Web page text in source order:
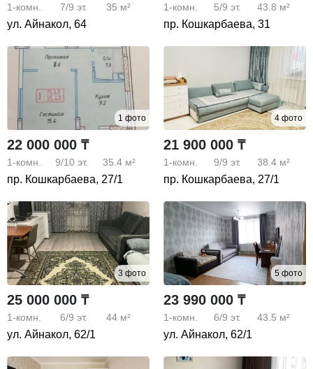
1-комн. 7/9 эт. 35 м²
ул. Айнакол, 64
1-комн. 5/9 эт. 43.8 м²
пр. Кошкарбаева, 31
1 фото
22 000 000 ₸
1-комн. 9/10 эт. 35.4 м²
пр. Кошкарбаева, 27/1
4 фото
21 900 000 ₸
1-комн. 9/9 эт. 38.4 м²
пр. Кошкарбаева, 27/1
3 фото
25 000 000 ₸
1-комн. 6/9 эт. 44 м²
ул. Айнакол, 62/1
5 фото
23 990 000 ₸
1-комн. 6/9 эт. 43.5 м²
ул. Айнакол, 62/1